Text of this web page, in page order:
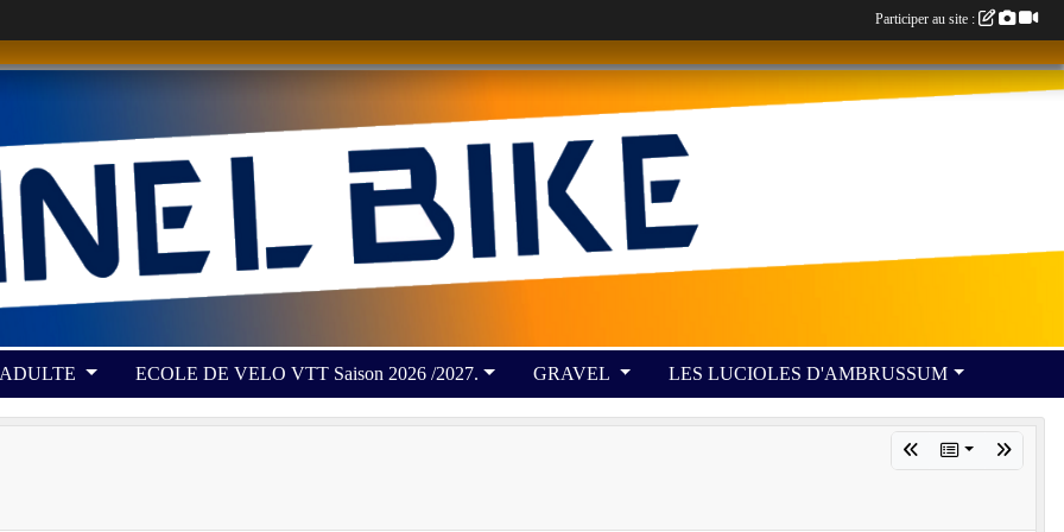
ECOLE DE VELO VTT Saison 2026 /2027. GRAVEL LES LUCIOLES D'AMBRUSSUM
Participer au site :